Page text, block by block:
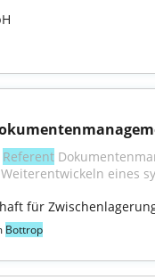
Referent
eines
für
Bottrop